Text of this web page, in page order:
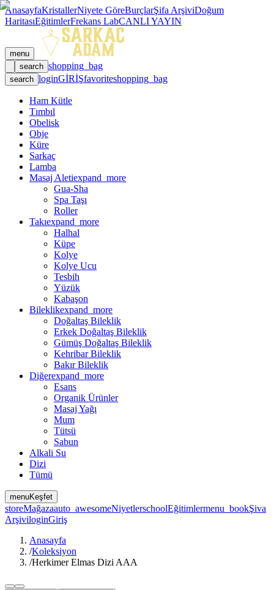
AnasayfaKristallerNiyete GöreBurçlarŞifa ArşiviDoğum
HaritasıEğitimlerFrekans LabCANLI YAYIN
menu
search shopping_bag
search loginGİRİŞfavoriteshopping_bag
Ham Kütle
Tımbıl
Obelisk
Obje
Küre
Sarkaç
Lamba
Masaj Aletiexpand_more
Gua-Sha
Spa Taşı
Roller
Takıexpand_more
Halhal
Küpe
Kolye
Kolye Ucu
Tesbih
Yüzük
Kabaşon
Bileklikexpand_more
Doğaltaş Bileklik
Erkek Doğaltaş Bileklik
Gümüş Doğaltaş Bileklik
Kehribar Bileklik
Bakır Bileklik
Diğerexpand_more
Esans
Organik Ürünler
Masaj Yağı
Mum
Tütsü
Sabun
Alkali Su
Dizi
Tümü
menuKeşfet
storeMağazaauto_awesomeNiyetlerschoolEğitimlermenu_bookŞiva
ArşiviloginGiriş
Anasayfa
/Koleksiyon
/Herkimer Elmas Dizi AAA